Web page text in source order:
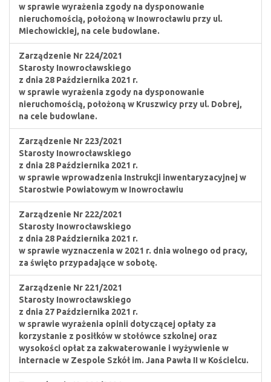
w sprawie wyrażenia zgody na dysponowanie
nieruchomością, położoną w Inowrocławiu przy ul.
Miechowickiej, na cele budowlane.
Zarządzenie Nr 224/2021
Starosty Inowrocławskiego
z dnia 28 Października 2021 r.
w sprawie wyrażenia zgody na dysponowanie
nieruchomością, położoną w Kruszwicy przy ul. Dobrej,
na cele budowlane.
Zarządzenie Nr 223/2021
Starosty Inowrocławskiego
z dnia 28 Października 2021 r.
w sprawie wprowadzenia Instrukcji inwentaryzacyjnej w
Starostwie Powiatowym w Inowrocławiu
Zarządzenie Nr 222/2021
Starosty Inowrocławskiego
z dnia 28 Października 2021 r.
w sprawie wyznaczenia w 2021 r. dnia wolnego od pracy,
za święto przypadające w sobotę.
Zarządzenie Nr 221/2021
Starosty Inowrocławskiego
z dnia 27 Października 2021 r.
w sprawie wyrażenia opinii dotyczącej opłaty za
korzystanie z posiłków w stołówce szkolnej oraz
wysokości opłat za zakwaterowanie i wyżywienie w
internacie w Zespole Szkół im. Jana Pawła II w Kościelcu.